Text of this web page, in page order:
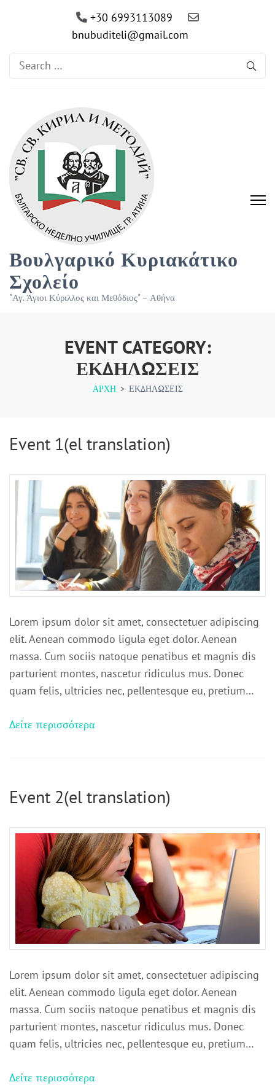
+30 6993113089
bnubuditeli@gmail.com
Search
for:
Βουλγαρικό Κυριακάτικο
Σχολείο
"Αγ. Άγιοι Κύριλλος και Μεθόδιος" – Αθήνα
EVENT CATEGORY:
ΕΚΔΗΛΏΣΕΙΣ
ΑΡΧΉ > ΕΚΔΗΛΏΣΕΙΣ
Event 1(el translation)
Lorem ipsum dolor sit amet, consectetuer adipiscing
elit. Aenean commodo ligula eget dolor. Aenean
massa. Cum sociis natoque penatibus et magnis dis
parturient montes, nascetur ridiculus mus. Donec
quam felis, ultricies nec, pellentesque eu, pretium…
Δείτε περισσότερα
Event 2(el translation)
Lorem ipsum dolor sit amet, consectetuer adipiscing
elit. Aenean commodo ligula eget dolor. Aenean
massa. Cum sociis natoque penatibus et magnis dis
parturient montes, nascetur ridiculus mus. Donec
quam felis, ultricies nec, pellentesque eu, pretium…
Δείτε περισσότερα